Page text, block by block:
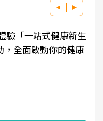
的身體變化」出發，透
對話，建立對亞健康的